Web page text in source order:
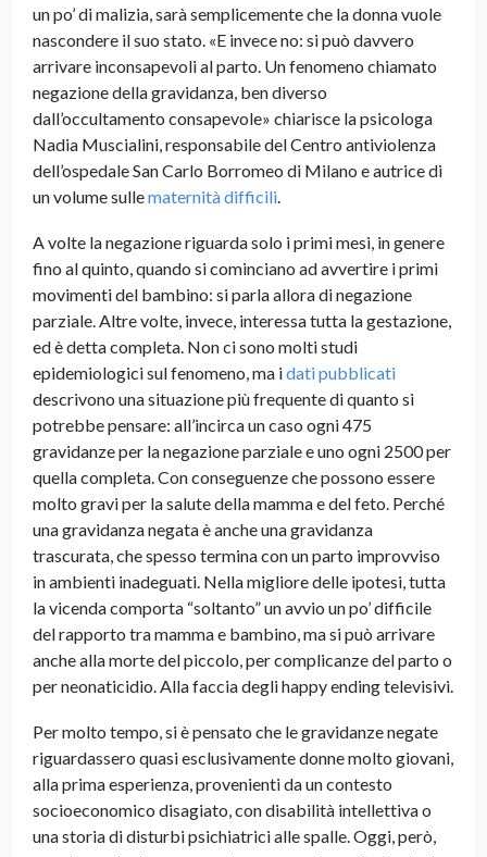
un po’ di malizia, sarà semplicemente che la donna vuole
nascondere il suo stato. «E invece no: si può davvero
arrivare inconsapevoli al parto. Un fenomeno chiamato
negazione della gravidanza, ben diverso
dall’occultamento consapevole» chiarisce la psicologa
Nadia Muscialini, responsabile del Centro antiviolenza
dell’ospedale San Carlo Borromeo di Milano e autrice di
un volume sullematernità difficili.
A volte la negazione riguarda solo i primi mesi, in genere
fino al quinto, quando si cominciano ad avvertire i primi
movimenti del bambino: si parla allora di negazione
parziale. Altre volte, invece, interessa tutta la gestazione,
ed è detta completa. Non ci sono molti studi
epidemiologici sul fenomeno, ma idati pubblicati
descrivono una situazione più frequente di quanto si
potrebbe pensare: all’incirca un caso ogni 475
gravidanze per la negazione parziale e uno ogni 2500 per
quella completa. Con conseguenze che possono essere
molto gravi per la salute della mamma e del feto. Perché
una gravidanza negata è anche una gravidanza
trascurata, che spesso termina con un parto improvviso
in ambienti inadeguati. Nella migliore delle ipotesi, tutta
la vicenda comporta “soltanto” un avvio un po’ difficile
del rapporto tra mamma e bambino, ma si può arrivare
anche alla morte del piccolo, per complicanze del parto o
per neonaticidio. Alla faccia degli happy ending televisivi.
Per molto tempo, si è pensato che le gravidanze negate
riguardassero quasi esclusivamente donne molto giovani,
alla prima esperienza, provenienti da un contesto
socioeconomico disagiato, con disabilità intellettiva o
una storia di disturbi psichiatrici alle spalle. Oggi, però,